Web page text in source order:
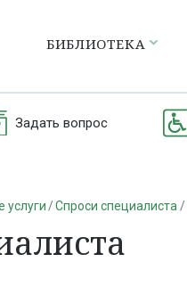
БИБЛИОТЕКА
Задать вопрос
услуги Спроси специалиста